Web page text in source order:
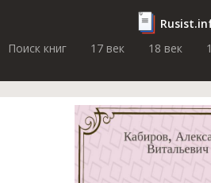
Поиск книг
17 век 18 век